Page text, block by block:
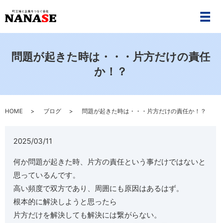
メ
問題が起きた時は・・・片方だけの責任
か！？
HOME ブログ 問題が起きた時は・・・片方だけの責任か！？
2025/03/11
何か問題が起きた時、片方の責任という事だけではないと
思っているんです。
高い頻度で双方であり、周囲にも原因はあるはず。
根本的に解決しようと思ったら
片方だけを解決しても解決には繋がらない。